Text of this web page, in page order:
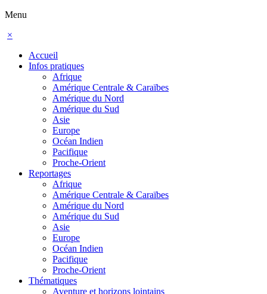
Menu
×
Accueil
Infos pratiques
Afrique
Amérique Centrale & Caraïbes
Amérique du Nord
Amérique du Sud
Asie
Europe
Océan Indien
Pacifique
Proche-Orient
Reportages
Afrique
Amérique Centrale & Caraïbes
Amérique du Nord
Amérique du Sud
Asie
Europe
Océan Indien
Pacifique
Proche-Orient
Thématiques
Aventure et horizons lointains